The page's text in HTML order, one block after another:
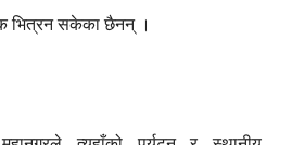
भित्रन सकेका छैनन् ।